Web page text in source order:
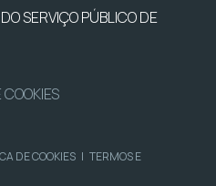
SERVIÇO PÚBLICO DE
DE COOKIES | TERMOS E